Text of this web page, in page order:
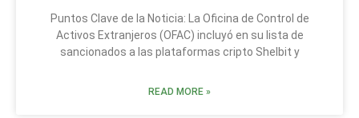
Puntos Clave de la Noticia: La Oficina de Control de
Activos Extranjeros (OFAC) incluyó en su lista de
sancionados a las plataformas cripto Shelbit y
READ MORE »